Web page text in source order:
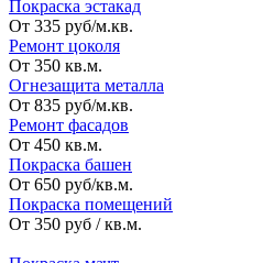
Покраска эстакад
От 335 руб/м.кв.
Ремонт цоколя
От 350 кв.м.
Огнезащита металла
От 835 руб/м.кв.
Ремонт фасадов
От 450 кв.м.
Покраска башен
От 650 руб/кв.м.
Покраска помещений
От 350 руб / кв.м.